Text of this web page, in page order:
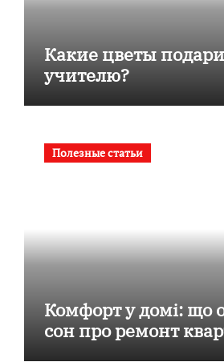
Какие цветы
учителю?
Полезные статьи
Комфорт у домі: що
сон про ремонт